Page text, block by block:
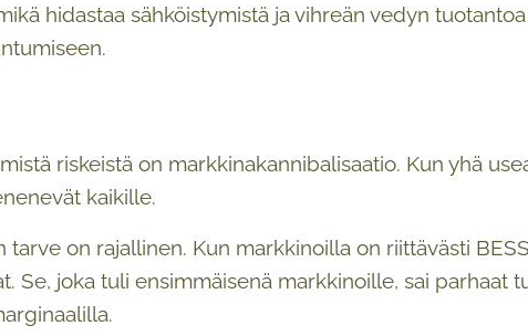
hidastaa sähköistymistä ja vihreän vedyn
riskeistä on markkinakannibalisaatio. Kun yhä
kaikille.
on rajallinen. Kun markkinoilla on riittävästi
Se, joka tuli ensimmäisenä markkinoille, sai parhaat